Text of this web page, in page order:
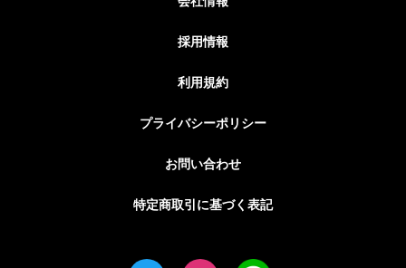
採用情報
利用規約
プライバシーポリシー
お問い合わせ
特定商取引に基づく表記